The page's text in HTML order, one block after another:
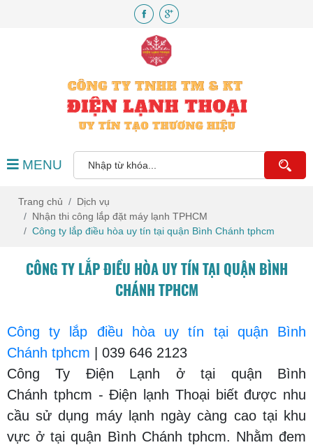
MENU
Trang chủ
Dịch vụ
Nhận thi công lắp đặt máy lạnh TPHCM
Công ty lắp điều hòa uy tín tại quận Bình Chánh tphcm
CÔNG TY LẮP ĐIỀU HÒA UY TÍN TẠI QUẬN BÌNH
CHÁNH TPHCM
Công ty lắp điều hòa uy tín tại quận Bình
Chánh tphcm | 039 646 2123
Công Ty Điện Lạnh ở tại quận Bình
Chánh tphcm - Điện lạnh Thoại biết được nhu
cầu sử dụng máy lạnh ngày càng cao tại khu
vực ở tại quận Bình Chánh tphcm. Nhằm đem